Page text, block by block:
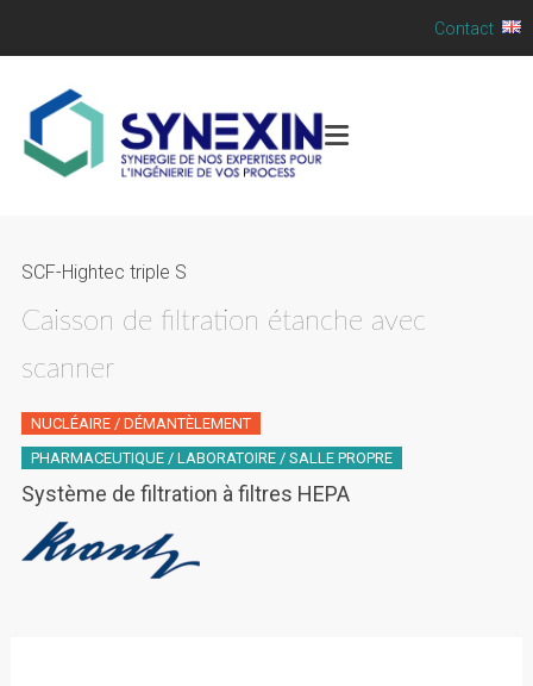
Contact
SCF-Hightec triple S
Caisson de filtration étanche avec
scanner
NUCLÉAIRE / DÉMANTÈLEMENT
PHARMACEUTIQUE / LABORATOIRE / SALLE PROPRE
Système de filtration à filtres HEPA